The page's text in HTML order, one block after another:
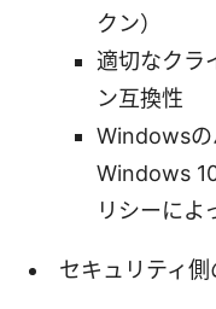
クン）
適切なクラ
ン互換性
Windowsの
Windows
リシーによ
セキュリティ側